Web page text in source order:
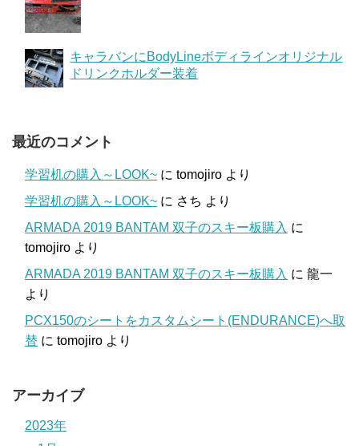
キャラバンにBodyLineボディラインオリジナル
ドリンクホルダー装着
最近のコメント
学習机の購入～LOOK~ に tomojiro より
学習机の購入～LOOK~ に さち より
ARMADA 2019 BANTAM 双子のスキー板購入 に
tomojiro より
ARMADA 2019 BANTAM 双子のスキー板購入 に 龍一
より
PCX150のシートをカスタムシート(ENDURANCE)へ取
替 に tomojiro より
アーカイブ
2023年